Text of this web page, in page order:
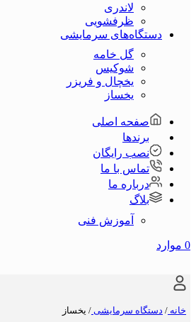
لاندری
ظرفشویی
دستگاه‌های سرمایشی
گل خامه
شوکیس
یخچال و فریزر
یخساز
صفحه اصلی
برندها
نصب رایگان
تماس با ما
درباره ما
بلاگ
آموزش فنی
0 موارد
خانه / دستگاه سرمایشی / یخساز